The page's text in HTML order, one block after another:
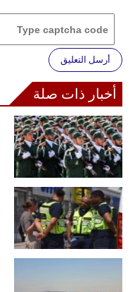
أرسل التعليق
أخبار ذات صلة